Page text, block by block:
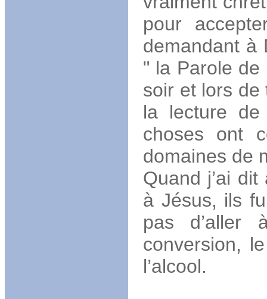
pour
demandant à
" la Parole de
soir et lors de
la lecture de
choses ont
domaines de
Quand j’ai
à Jésus, ils
pas d’aller
conversion,
l’alcool.